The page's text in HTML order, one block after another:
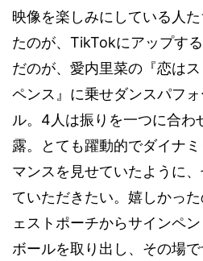
映像を楽しみにしている人
たのが、 TikTokにアップす
だのが、愛内里菜の『恋は
ペンス』に乗せダンスパフ
ル。 4 人は振りを一つに合わ
露。とても躍動的でダイナ
マンスを見せていたように
ていただきたい。嬉しかっ
ェストポーチからサインペ
ボールを取り出し、その場